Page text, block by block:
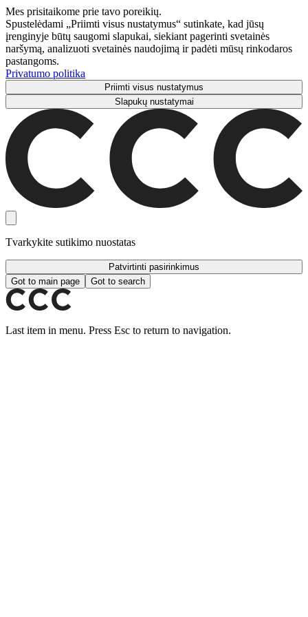
Mes prisitaikome prie tavo poreikių.
Spustelėdami „Priimti visus nustatymus“ sutinkate, kad jūsų
įrenginyje būtų saugomi slapukai, siekiant pagerinti svetainės
naršymą, analizuoti svetainės naudojimą ir padėti mūsų rinkodaros
pastangoms.
Privatumo politika
Priimti visus nustatymus
Slapukų nustatymai
Tvarkykite sutikimo nuostatas
Patvirtinti pasirinkimus
Got to main page
Got to search
Last item in menu. Press Esc to return to navigation.